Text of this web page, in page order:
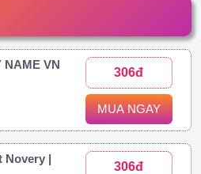
NAME VN
306đ
MUA NGAY
Novery |
306đ